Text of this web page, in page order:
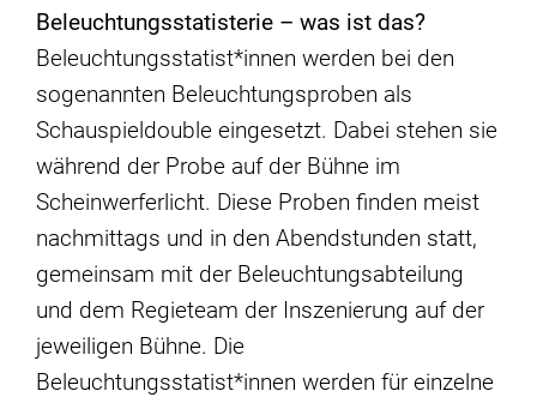
Beleuchtungsstatisterie – was ist das?
Beleuchtungsstatist*innen werden bei den
sogenannten Beleuchtungsproben als
Schauspieldouble eingesetzt. Dabei stehen sie
während der Probe auf der Bühne im
Scheinwerferlicht. Diese Proben finden meist
nachmittags und in den Abendstunden statt,
gemeinsam mit der Beleuchtungsabteilung
und dem Regieteam der Inszenierung auf der
jeweiligen Bühne. Die
Beleuchtungsstatist*innen werden für einzelne